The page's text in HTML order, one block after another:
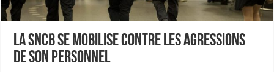
La SNCB se mobilise contre les agressions
de son personnel